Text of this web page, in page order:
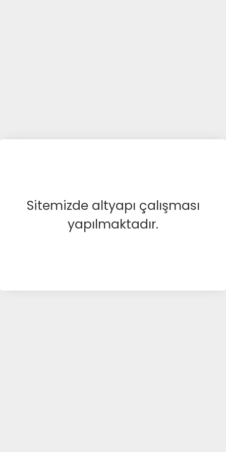
Sitemizde altyapı çalışması
yapılmaktadır.